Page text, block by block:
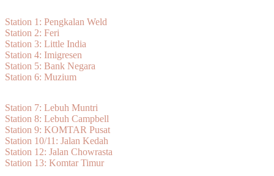
Station 1: Pengkalan Weld
Station 2: Feri
Station 3: Little India
Station 4: Imigresen
Station 5: Bank Negara
Station 6: Muzium
Station 7: Lebuh Muntri
Station 8: Lebuh Campbell
Station 9: KOMTAR Pusat
Station 10/11: Jalan Kedah
Station 12: Jalan Chowrasta
Station 13: Komtar Timur